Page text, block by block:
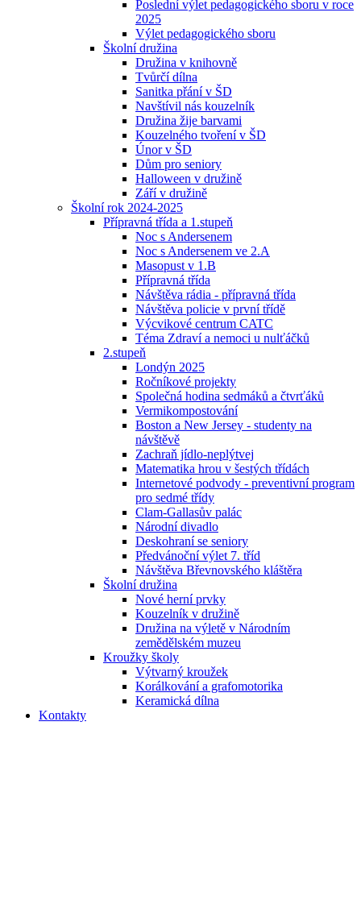
Poslední výlet pedagogického sboru v roce
2025
Výlet pedagogického sboru
Školní družina
Družina v knihovně
Tvůrčí dílna
Sanitka přání v ŠD
Navštívil nás kouzelník
Družina žije barvami
Kouzelného tvoření v ŠD
Únor v ŠD
Dům pro seniory
Halloween v družině
Září v družině
Školní rok 2024-2025
Přípravná třída a 1.stupeň
Noc s Andersenem
Noc s Andersenem ve 2.A
Masopust v 1.B
Přípravná třída
Návštěva rádia - přípravná třída
Návštěva policie v první třídě
Výcvikové centrum CATC
Téma Zdraví a nemoci u nulťáčků
2.stupeň
Londýn 2025
Ročníkové projekty
Společná hodina sedmáků a čtvrťáků
Vermikompostování
Boston a New Jersey - studenty na
návštěvě
Zachraň jídlo-neplýtvej
Matematika hrou v šestých třídách
Internetové podvody - preventivní program
pro sedmé třídy
Clam-Gallasův palác
Národní divadlo
Deskohraní se seniory
Předvánoční výlet 7. tříd
Návštěva Břevnovského kláštěra
Školní družina
Nové herní prvky
Kouzelník v družině
Družina na výletě v Národním
zemědělském muzeu
Kroužky školy
Výtvarný kroužek
Korálkování a grafomotorika
Keramická dílna
Kontakty